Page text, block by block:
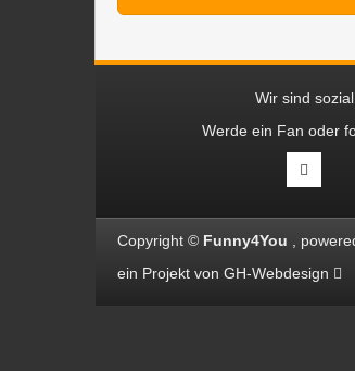
Wir sind sozial
Werde ein Fan oder
Copyright © Funny4You
ein Projekt von GH-Webdesign